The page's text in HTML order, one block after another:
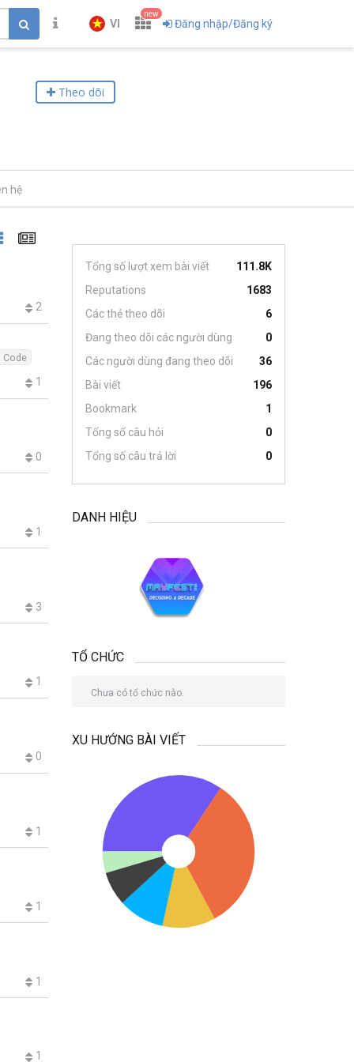
VI
new
Đăng nhập/Đăng ký
Theo dõi
hệ
2
Code
1
0
1
3
1
0
1
1
1
1
Tổng số lượt xem bài viết
111.8K
Reputations
1683
Các thẻ theo dõi
6
Đang theo dõi các người dùng
0
Các người dùng đang theo dõi
36
Bài viết
196
Bookmark
1
Tổng số câu hỏi
0
Tổng số câu trả lời
0
DANH HIỆU
TỔ CHỨC
Chưa có tổ chức nào.
XU HƯỚNG BÀI VIẾT